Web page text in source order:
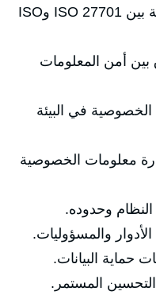
🔹 العلاقة بين ISO 27701 وISO
أمن المعلومات
في البيئة
معلومات الخصوصية
وحدوده.
والمسؤوليات.
البيانات.
المستمر.